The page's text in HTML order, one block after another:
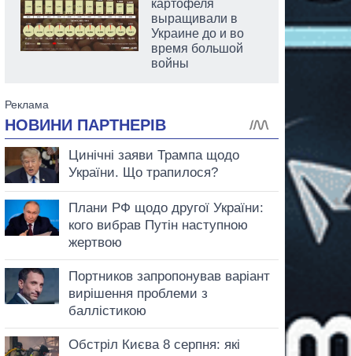
картофеля
выращивали в
Украине до и во
время большой
войны